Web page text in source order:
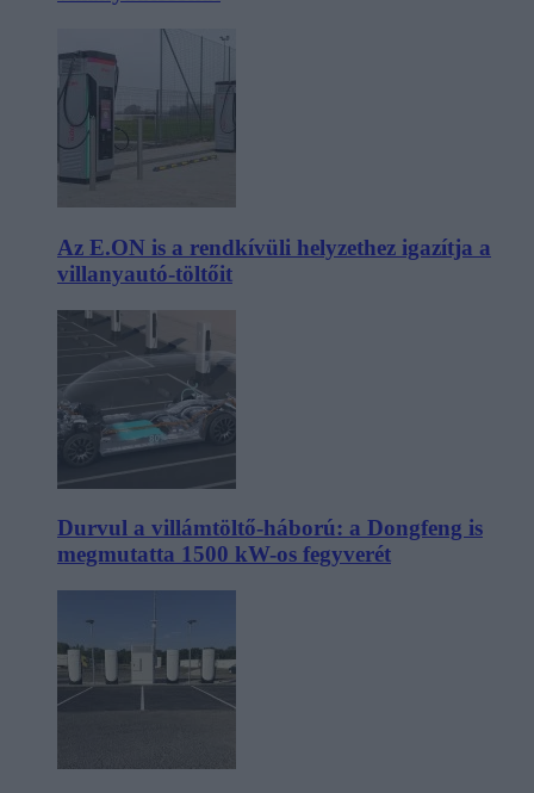
Az E.ON is a rendkívüli helyzethez igazítja a
villanyautó-töltőit
Durvul a villámtöltő-háború: a Dongfeng is
megmutatta 1500 kW-os fegyverét